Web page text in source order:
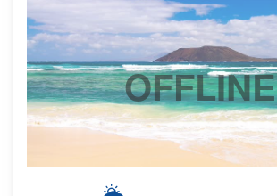
OFFLINE